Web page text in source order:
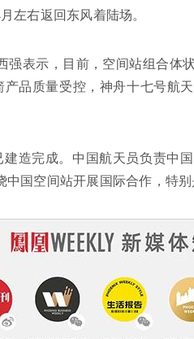
左右返回东风着陆场。
强表示，目前，空间站组合体
品质量受控，神舟十七号航
建造完成。中国航天员负责中
国空间站开展国际合作，特别